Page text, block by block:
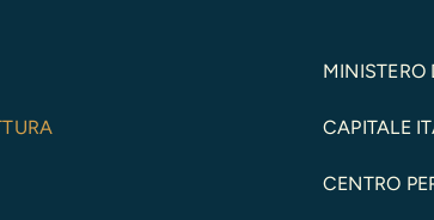
MINISTERO
CAPITALE
CENTRO